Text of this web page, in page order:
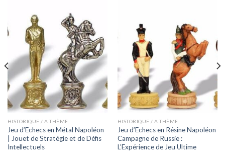
HISTORIQUE / A THÈME
Jeu d’Echecs en Métal Napoléon
| Jouet de Stratégie et de Défis
Intellectuels
HISTORIQUE / A THÈME
Jeu d’Echecs en Résine Napoléon
Campagne de Russie :
L’Expérience de Jeu Ultime